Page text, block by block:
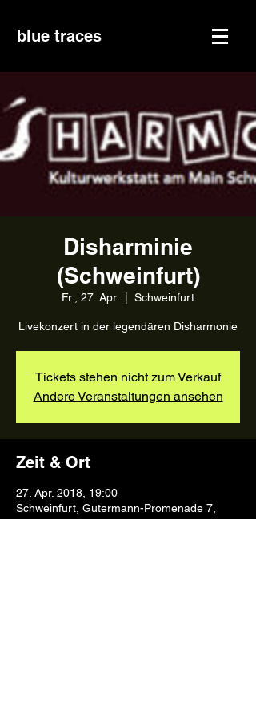
blue traces
Disharminie
(Schweinfurt)
Fr., 27. Apr. Schweinfurt
Livekonzert in der legendären Disharmonie
Tickets stehen nicht zum Verkauf
Andere Veranstaltungen ansehen
Zeit & Ort
27. Apr. 2018, 19:00
Schweinfurt, Gutermann-Promenade 7,
97421 Schweinfurt, Deutschland